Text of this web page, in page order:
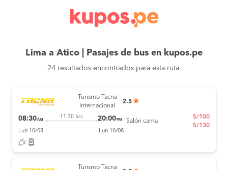
Lima a Atico | Pasajes de bus en kupos.pe
24 resultados encontrados para esta ruta.
Turismo Tacna
Internacional
2.5
08:30AM
11:30 hrs 20:00 PM
Lun 10/08 Lun 10/08
Salón cama
S/100
S/130
Turismo Tacna